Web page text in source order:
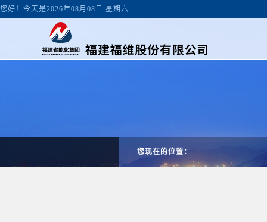
您好！今天是2026年08月08日 星期六
您现在的位置：